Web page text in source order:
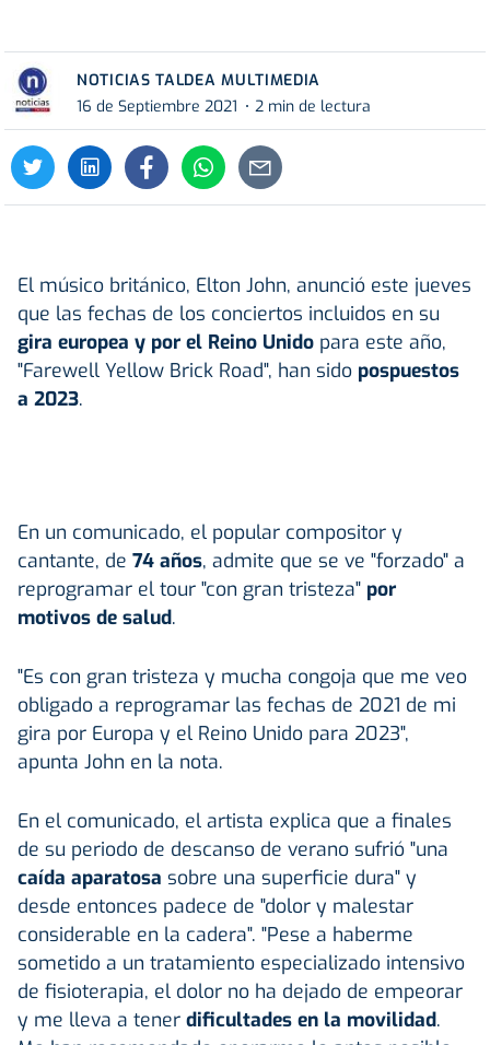
NOTICIAS TALDEA MULTIMEDIA
16 de Septiembre 2021
2 min de lectura
El músico británico, Elton John, anunció este jueves
que las fechas de los conciertos incluidos en su
gira europea y por el Reino Unido para este año,
"Farewell Yellow Brick Road", han sido pospuestos
a 2023.
En un comunicado, el popular compositor y
cantante, de 74 años, admite que se ve "forzado" a
reprogramar el tour "con gran tristeza" por
motivos de salud.
"Es con gran tristeza y mucha congoja que me veo
obligado a reprogramar las fechas de 2021 de mi
gira por Europa y el Reino Unido para 2023",
apunta John en la nota.
En el comunicado, el artista explica que a finales
de su periodo de descanso de verano sufrió "una
caída aparatosa sobre una superficie dura" y
desde entonces padece de "dolor y malestar
considerable en la cadera". "Pese a haberme
sometido a un tratamiento especializado intensivo
de fisioterapia, el dolor no ha dejado de empeorar
y me lleva a tener dificultades en la movilidad.